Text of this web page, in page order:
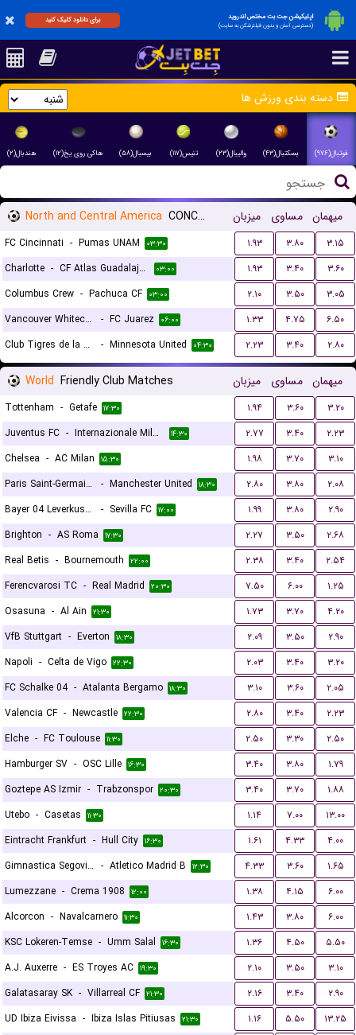
اپلیکیشن جت بت مختص اندروید
(دسترسی آسان و بدون فیلترشکن به سایت)
برای دانلود کلیک کنید
دسته بندی ورزش ها
فوتبال(۹۷۶) بسکتبال(۴۳) والیبال(۲۳) تنیس(۱۱۷) بیسبال(۵۸) هاکی روی یخ(۱۲) هندبال(۲)
North and Central America CONCACAF Leagues Cup میزبان مساوی میهمان
FC Cincinnati - Pumas UNAM ۰۳:۳۰ ۱.۹۳ ۳.۸۰
۳.۱۵
Charlotte - CF Atlas Guadalajara ۰۳:۰۰ ۱.۹۳ ۳.۴۰
۳.۶۰
Columbus Crew - Pachuca CF ۰۳:۰۰ ۲.۱۰ ۳.۵۰
۳.۰۵
Vancouver Whitecaps
- FC Juarez ۰۶:۰۰ ۱.۳۳ ۴.۷۵
۶.۵۰
Club Tigres de la UANL
- Minnesota United ۰۴:۳۰ ۲.۲۳ ۳.۴۰ ۲.۸۰
World Friendly Club Matches میزبان مساوی میهمان
Tottenham - Getafe ۱۷:۳۰ ۱.۹۴ ۳.۶۰
۳.۲۰
Juventus FC - Internazionale Milano ۱۴:۳۰ ۲.۷۷ ۳.۴۰
۲.۲۳
Chelsea - AC Milan ۱۵:۳۰ ۱.۹۸ ۳.۷۰
۳.۱۰
Paris Saint-Germain FC
- Manchester United ۱۸:۳۰ ۲.۸۰ ۳.۸۰
۲.۰۸
Bayer 04 Leverkusen
- Sevilla FC ۱۷:۰۰ ۱.۹۹ ۳.۸۰
۲.۹۰
Brighton - AS Roma ۱۷:۳۰ ۲.۲۷ ۳.۵۰
۲.۶۸
Real Betis - Bournemouth ۲۲:۰۰ ۲.۳۸ ۳.۴۰
۲.۵۴
Ferencvarosi TC - Real Madrid ۲۰:۳۰ ۷.۵۰ ۶.۰۰
۱.۲۵
Osasuna - Al Ain ۲۱:۳۰ ۱.۷۳ ۳.۷۰
۴.۲۰
VfB Stuttgart - Everton ۱۸:۳۰ ۲.۰۹ ۳.۵۰
۲.۹۰
Napoli - Celta de Vigo ۲۲:۳۰ ۲.۰۳ ۳.۴۰
۳.۲۰
FC Schalke 04 - Atalanta Bergamo ۱۸:۳۰ ۳.۱۰ ۳.۶۰
۲.۰۵
Valencia CF - Newcastle ۲۲:۳۰ ۲.۸۰ ۳.۴۰
۲.۲۳
Elche - FC Toulouse ۱۱:۳۰ ۲.۵۰ ۳.۳۰
۲.۵۰
Hamburger SV - OSC Lille ۱۶:۳۰ ۳.۴۰ ۳.۸۰
۱.۷۹
Goztepe AS Izmir - Trabzonspor ۲۰:۳۰ ۳.۴۰ ۳.۷۰
۱.۸۸
Utebo - Casetas ۱۱:۳۰ ۱.۱۴ ۷.۰۰
۱۳.۰۰
Eintracht Frankfurt - Hull City ۱۶:۳۰ ۱.۶۱ ۴.۳۳
۴.۰۰
Gimnastica Segoviana - Atletico Madrid B ۱۲:۳۰ ۴.۳۳ ۳.۶۰
۱.۶۵
Lumezzane - Crema 1908 ۱۲:۰۰ ۱.۳۸ ۴.۱۵
۶.۰۰
Alcorcon - Navalcarnero ۱۱:۳۰ ۱.۴۳ ۳.۸۰
۶.۰۰
KSC Lokeren-Temse - Umm Salal ۱۶:۳۰ ۱.۳۶ ۴.۵۰
۵.۵۰
A.J. Auxerre - ES Troyes AC ۱۹:۳۰ ۲.۱۰ ۳.۵۰
۳.۱۰
Galatasaray SK - Villarreal CF ۲۱:۳۰ ۲.۱۶ ۳.۴۰
۲.۹۰
UD Ibiza Eivissa - Ibiza Islas Pitiusas ۲۱:۳۰ ۱.۱۶ ۵.۵۰
۱۳.۲۵